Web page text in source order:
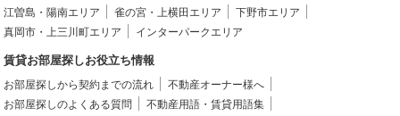
江曽島・陽南エリア
雀の宮・上横田エリア
下野市エリア
真岡市・上三川町エリア
インターパークエリア
賃貸お部屋探しお役立ち情報
お部屋探しから契約までの流れ
不動産オーナー様へ
お部屋探しのよくある質問
不動産用語・賃貸用語集